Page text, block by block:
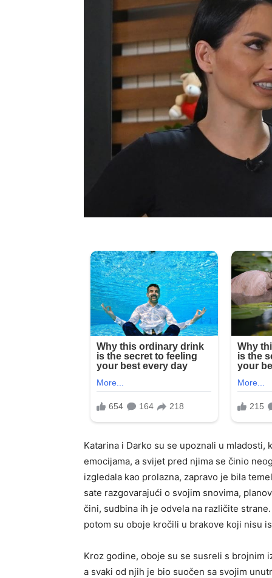
Katarina i Darko su se upoznali u
emocijama, a svijet pred njima se činio
izgledala kao prolazna, zapravo je bila
sate razgovarajući o svojim snovima,
čini, sudbina ih je odvela na različite
potom su oboje kročili u brakove koji nisu
Kroz godine, oboje su se susreli s brojnim
a svaki od njih je bio suočen sa svojim